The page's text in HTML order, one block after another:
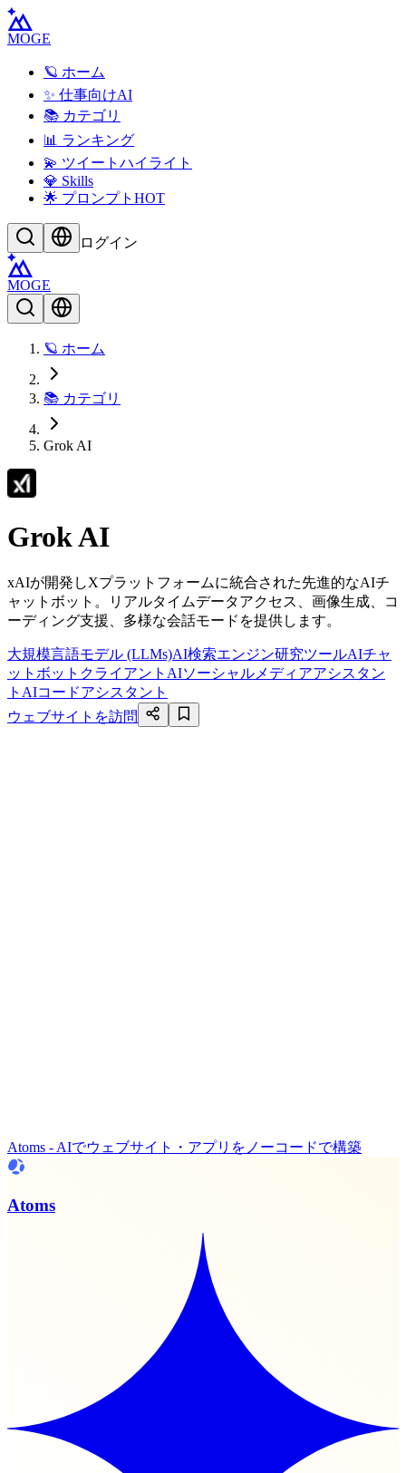
MOGE
🪐 ホーム
✨ 仕事向けAI
📚 カテゴリ
📊 ランキング
💫 ツイートハイライト
💎 Skills
🌟 プロンプト HOT
ログイン
MOGE
🪐 ホーム
📚 カテゴリ
Grok AI
Grok AI
xAIが開発しXプラットフォームに統合された先進的なAIチ
ャットボット。リアルタイムデータアクセス、画像生成、コ
ーディング支援、多様な会話モードを提供します。
大規模言語モデル (LLMs)AI検索エンジン研究ツールAIチャ
ットボットクライアント AIソーシャルメディアアシスタン
ト AIコードアシスタント
ウェブサイトを訪問
Atoms - AIでウェブサイト・アプリをノーコードで構築
Atoms